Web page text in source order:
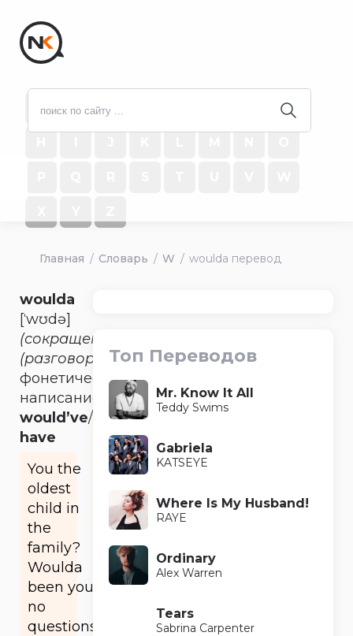
# A B G
Главная Словарь W woulda перевод
woulda
[ˈwʊdə]
(сокращение)
(разговорное)
фонетическое
написание
would’ve/ would
have
You the
oldest
child in
the
family?
Woulda
been you,
no
questions
Топ Переводов
Mr. Know It All
Teddy Swims
Gabriela
KATSEYE
Where Is My Husband!
RAYE
Ordinary
Alex Warren
Tears
Sabrina Carpenter